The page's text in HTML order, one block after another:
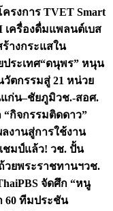
รงการ TVET Smart
เครื่องดื่มแพลนต์เบส
างกระแสใน
ระเทศ“ดนุพร” หนุน
วัตกรรมสู่ 21 หน่วย
ก่น–ชัยภูมิวช.-สอศ.
กิจกรรมติดดาว”
ลงานสู่การใช้งาน
ชมป์แล้ว! วช. ปั้น
วยพระราชทานฯวช.
จัดศึก “หนู
60 ทีมประชัน